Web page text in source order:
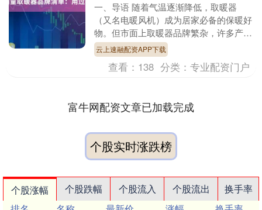
一、导语 随着气温逐渐降低，取暖器
（又名电暖风机）成为居家必备的保暖好
物。但市面上取暖器品牌繁杂，许多产品
存在制热不均、耗电高或安全防护不足等
问题，让人难以抉择....
云上速融配资APP下载
查看： 138 分类：专业配资门户
富牛网配资文章已加载完成
个股实时涨跌榜
个股涨幅 个股跌幅 个股流入 个股流出
换手率